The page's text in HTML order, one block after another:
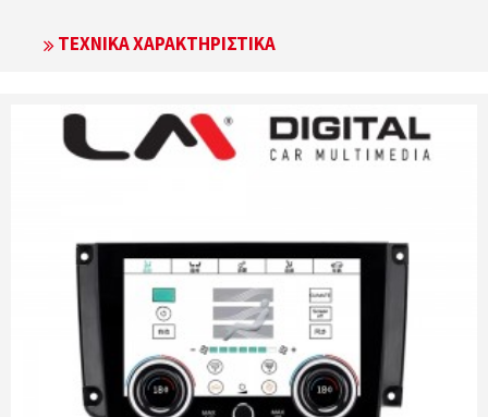
ΤΕΧΝΙΚΆ ΧΑΡΑΚΤΗΡΙΣΤΙΚΆ